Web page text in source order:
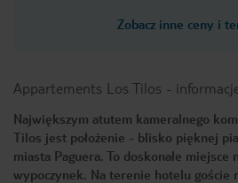
Zobacz inne ceny i
Appartements Los Tilos -
Największym atutem kameralnego
Tilos jest położenie - blisko pięknej
miasta Paguera. To doskonałe miejsce
wypoczynek. Na terenie hotelu goście